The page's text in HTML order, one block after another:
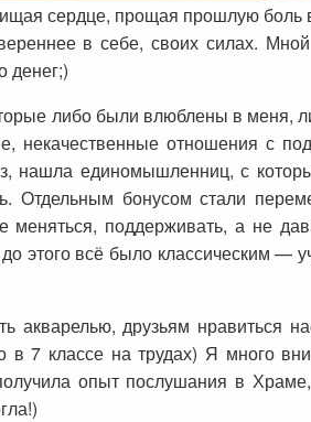
сердце, прощая прошлую
в себе, своих силах. Мной
денег;)
либо были влюблены в меня,
некачественные отношения с
нашла единомышленниц, с
Отдельным бонусом стали
поддерживать, а не
этого всё было классическим —
акварелью, друзьям нравиться
7 классе на трудах) Я много
опыт послушания в